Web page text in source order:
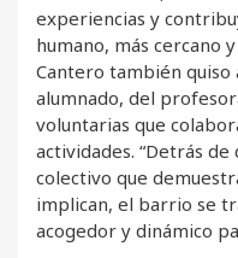
experiencias y
humano, más cercano
Cantero también
alumnado, del
voluntarias que
actividades. “Detrás
colectivo que
implican, el barrio se
acogedor y dinámico